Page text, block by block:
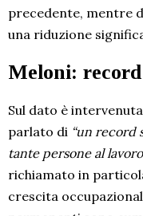
precedente, mentre
una riduzione
Meloni:
Sul dato è
parlato di “un record
tante persone al
richiamato in
crescita